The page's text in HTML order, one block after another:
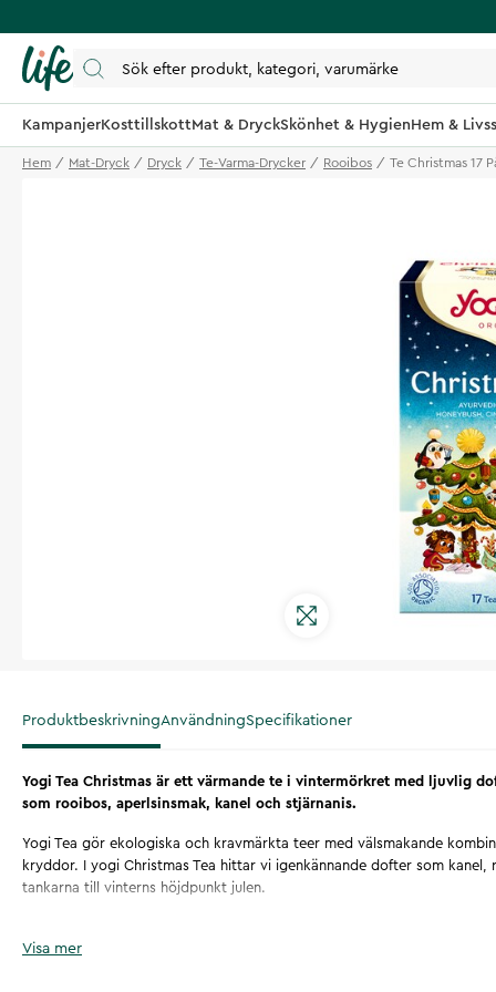
KampanjerKosttillskottMat & DryckSkönhet & HygienHem &
Hem Mat-Dryck Dryck Te-Varma-Drycker Rooibos Te Christmas 17
ProduktbeskrivningAnvändningSpecifikationer
Yogi Tea Christmas är ett värmande te i vintermörkret med ljuvlig
som rooibos, aperlsinsmak, kanel och stjärnanis.
Yogi Tea gör ekologiska och kravmärkta teer med välsmakande
kryddor. I yogi Christmas Tea hittar vi igenkännande dofter som
tankarna till vinterns höjdpunkt julen.
tillbaka på året i tacksamhet. För YOGI TEA®; stöder det icke
Visa mer